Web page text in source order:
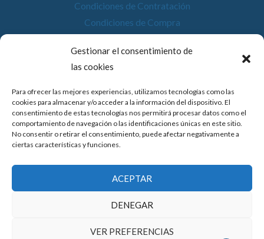
Gestionar el consentimiento de
las cookies
Para ofrecer las mejores experiencias, utilizamos tecnologías como las
cookies para almacenar y/o acceder a la información del dispositivo. El
consentimiento de estas tecnologías nos permitirá procesar datos como el
comportamiento de navegación o las identificaciones únicas en este sitio.
No consentir o retirar el consentimiento, puede afectar negativamente a
ciertas características y funciones.
ACEPTAR
DENEGAR
VER PREFERENCIAS
Condiciones de Contratación
Condiciones de Compra
Política de Cookies
Accesibilidad
© 2026 Compostela Digital
Financiado por la Unión Europea con el programa de Kit
Digital por los fondos Next Generation (EU) del